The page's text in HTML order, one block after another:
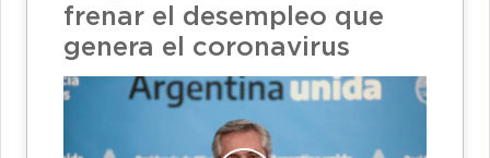
frenar el desempleo que
genera el coronavirus